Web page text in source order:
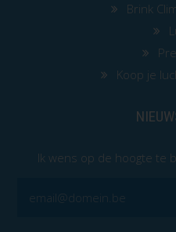
Brink
Koop je
Ik wens op de hoogte te